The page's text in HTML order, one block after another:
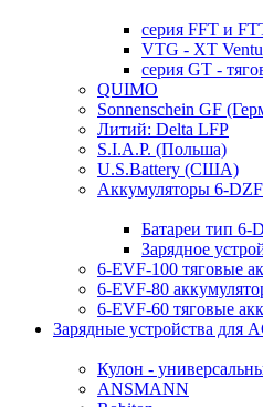
серия FFT и
VTG - XT
серия GT -
QUIMO
Sonnenschein GF
Литий: Delta LFP
S.I.A.P. (Польша)
U.S.Battery (США)
Аккумуляторы 6-
Батареи тип
Зарядное
6-EVF-100 тяговые
6-EVF-80
6-EVF-60 тяговые
Зарядные устройства для
Кулон -
ANSMANN